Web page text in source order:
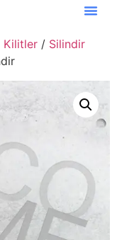
Kilitler / Silindir